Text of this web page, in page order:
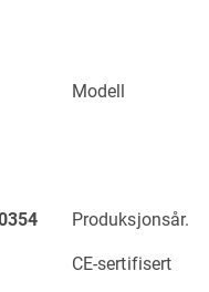
Modell
Produksjonsår.
CE-sertifisert